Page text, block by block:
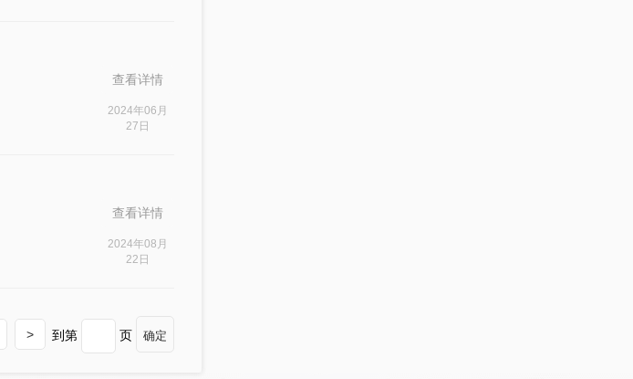
查看详情
2024年06月
27日
查看详情
2024年08月
22日
> 到第 页 确定